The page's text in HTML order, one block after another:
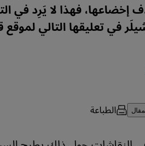
إخضاعها، فهذا لا يَرِد في
في تعليقها التالي
الطباعة